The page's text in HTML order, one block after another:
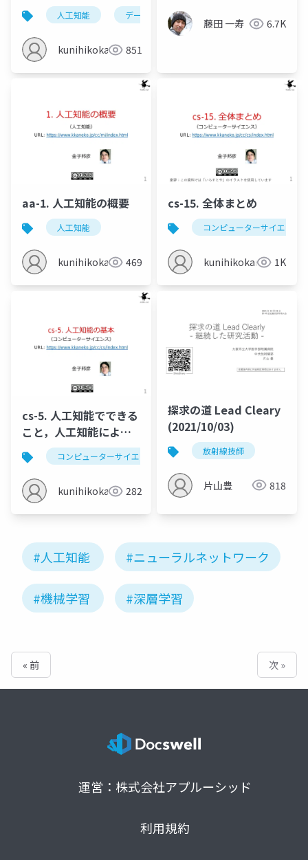
人工知能 データサイエンス
kunihikokaneko851
藤田 一寿 6.7K
aa-1. 人工知能の概要
人工知能
kunihikokaneko469
cs-15. 全体まとめ
コンピューターサイエンス
kunihikokaneko1K
cs-5. 人工知能でできる
こと，人工知能による
社会の変化コンピューターサイエンス 人工知能
kunihikokaneko282
探求の道 Lead Cleary
(2021/10/03)
放射線技師
片山豊 818
#人工知能 #ニューラルネットワーク
#機械学習 #深層学習
« 前 次 »
運営：株式会社アプルーシッド
利用規約